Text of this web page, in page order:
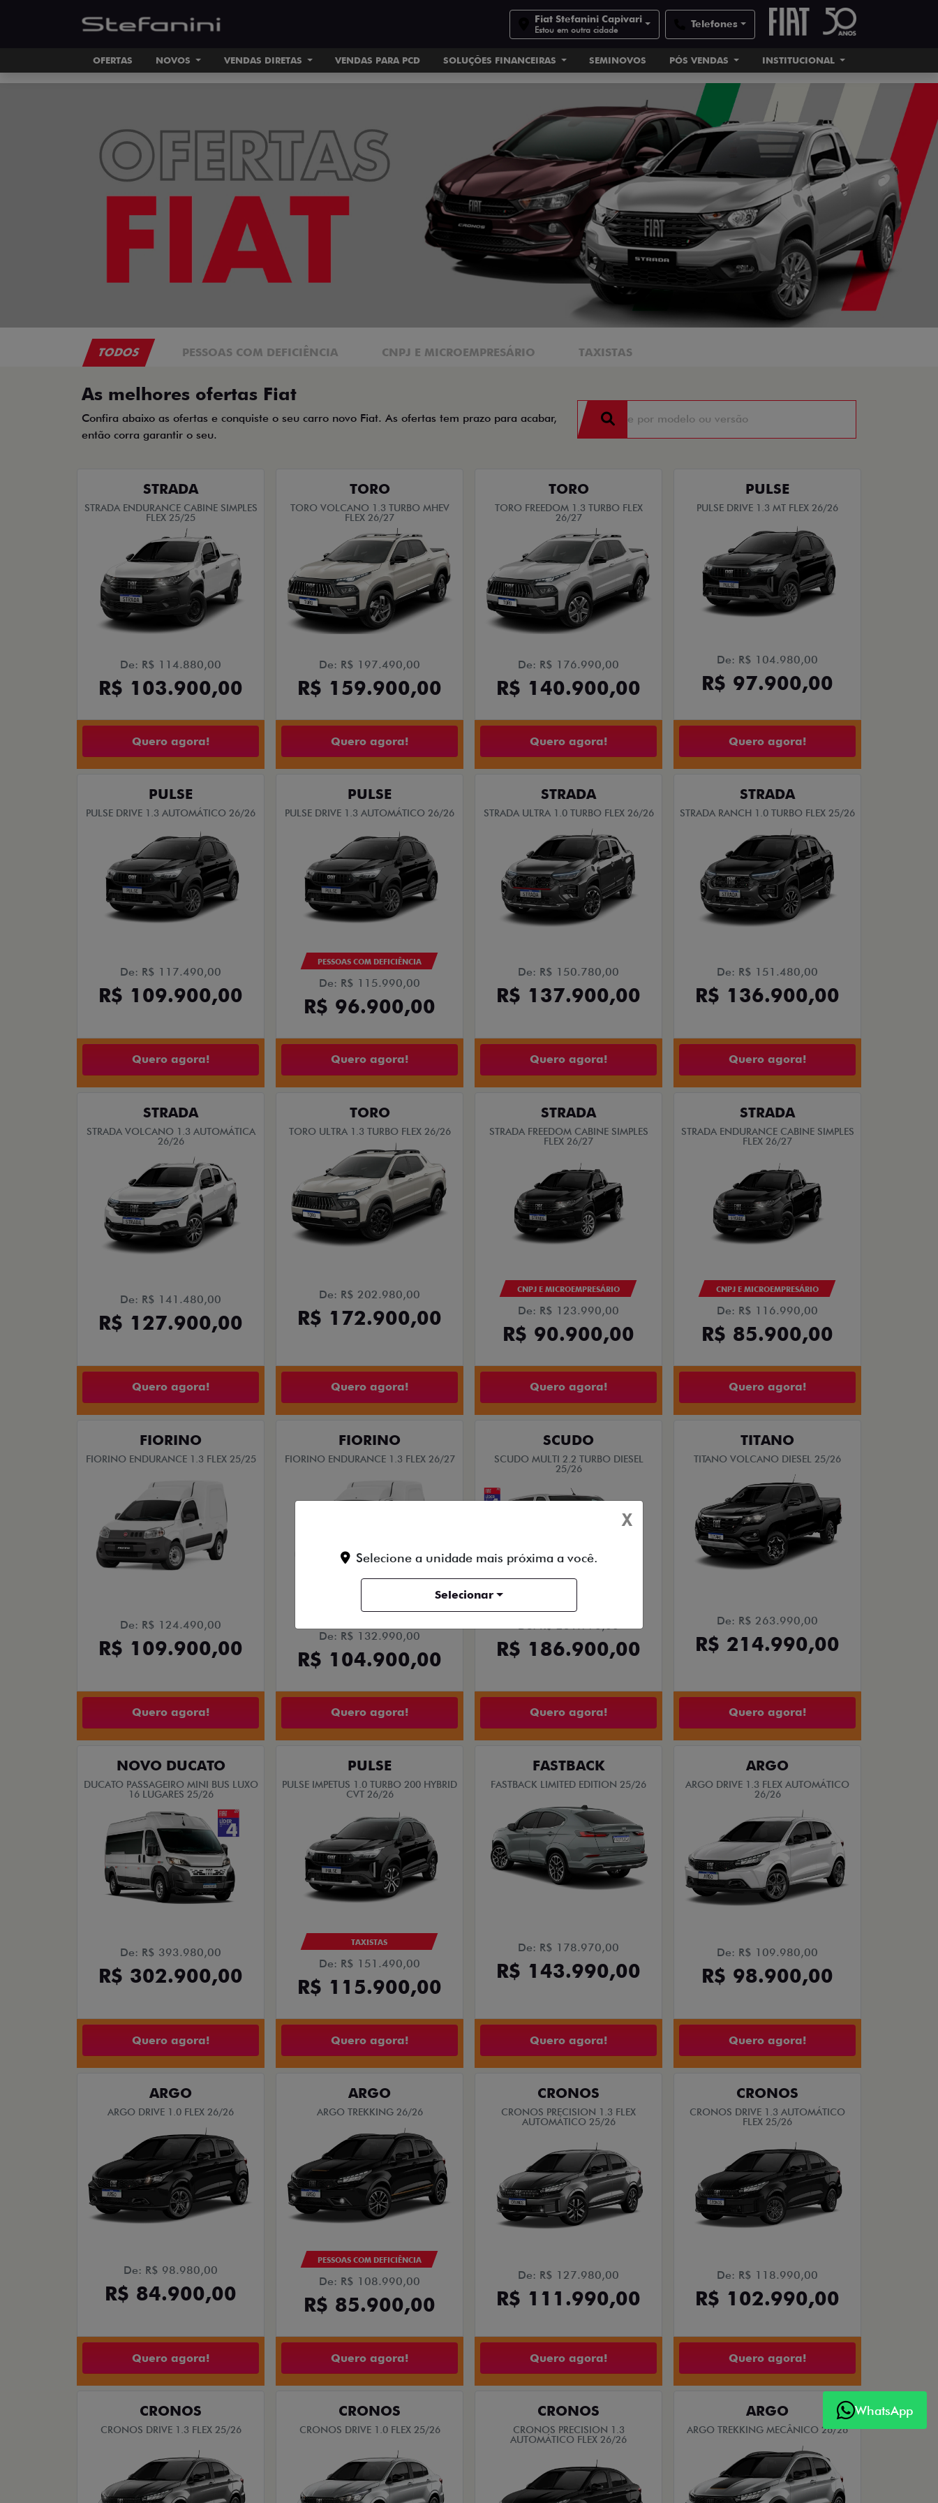
Fiat Stefanini Capivari
Estou em outra cidade Telefones
OFERTAS NOVOS VENDAS DIRETAS VENDAS PARA PCD SOLUÇÕES FINANCEIRAS SEMINOVOS PÓS VENDAS INSTITUCIONAL
TODOS PESSOAS COM DEFICIÊNCIA CNPJ E MICROEMPRESÁRIO TAXISTAS
As melhores ofertas Fiat
Confira abaixo as ofertas e conquiste o seu carro novo Fiat. As ofertas tem prazo para acabar,
então corra garantir o seu.
STRADA
STRADA ENDURANCE CABINE SIMPLES
FLEX 25/25
De: R$ 114.880,00
R$ 103.900,00
Quero agora!
TORO
TORO VOLCANO 1.3 TURBO MHEV
FLEX 26/27
De: R$ 197.490,00
R$ 159.900,00
Quero agora!
TORO
TORO FREEDOM 1.3 TURBO FLEX
26/27
De: R$ 176.990,00
R$ 140.900,00
Quero agora!
PULSE
PULSE DRIVE 1.3 MT FLEX 26/26
De: R$ 104.980,00
R$ 97.900,00
Quero agora!
PULSE
PULSE DRIVE 1.3 AUTOMÁTICO 26/26
De: R$ 117.490,00
R$ 109.900,00
Quero agora!
PULSE
PULSE DRIVE 1.3 AUTOMÁTICO 26/26
PESSOAS COM DEFICIÊNCIA
De: R$ 115.990,00
R$ 96.900,00
Quero agora!
STRADA
STRADA ULTRA 1.0 TURBO FLEX 26/26
De: R$ 150.780,00
R$ 137.900,00
Quero agora!
STRADA
STRADA RANCH 1.0 TURBO FLEX 25/26
De: R$ 151.480,00
R$ 136.900,00
Quero agora!
STRADA
STRADA VOLCANO 1.3 AUTOMÁTICA
26/26
De: R$ 141.480,00
R$ 127.900,00
Quero agora!
TORO
TORO ULTRA 1.3 TURBO FLEX 26/26
De: R$ 202.980,00
R$ 172.900,00
Quero agora!
STRADA
STRADA FREEDOM CABINE SIMPLES
FLEX 26/27
CNPJ E MICROEMPRESÁRIO
De: R$ 123.990,00
R$ 90.900,00
Quero agora!
STRADA
STRADA ENDURANCE CABINE SIMPLES
FLEX 26/27
CNPJ E MICROEMPRESÁRIO
De: R$ 116.990,00
R$ 85.900,00
Quero agora!
FIORINO
FIORINO ENDURANCE 1.3 FLEX 25/25
De: R$ 124.490,00
R$ 109.900,00
Quero agora!
FIORINO
FIORINO ENDURANCE 1.3 FLEX 26/27
CNPJ E MICROEMPRESÁRIO
De: R$ 132.990,00
R$ 104.900,00
Quero agora!
SCUDO
SCUDO MULTI 2.2 TURBO DIESEL
25/26
De: R$ 231.990,00
R$ 186.900,00
Quero agora!
TITANO
TITANO VOLCANO DIESEL 25/26
De: R$ 263.990,00
R$ 214.990,00
Quero agora!
NOVO DUCATO
DUCATO PASSAGEIRO MINI BUS LUXO
16 LUGARES 25/26
De: R$ 393.980,00
R$ 302.900,00
Quero agora!
PULSE
PULSE IMPETUS 1.0 TURBO 200 HYBRID
CVT 26/26
TAXISTAS
De: R$ 151.490,00
R$ 115.900,00
Quero agora!
FASTBACK
FASTBACK LIMITED EDITION 25/26
De: R$ 178.970,00
R$ 143.990,00
Quero agora!
ARGO
ARGO DRIVE 1.3 FLEX AUTOMÁTICO
26/26
De: R$ 109.980,00
R$ 98.900,00
Quero agora!
ARGO
ARGO DRIVE 1.0 FLEX 26/26
De: R$ 98.980,00
R$ 84.900,00
Quero agora!
ARGO
ARGO TREKKING 26/26
PESSOAS COM DEFICIÊNCIA
De: R$ 108.990,00
R$ 85.900,00
Quero agora!
CRONOS
CRONOS PRECISION 1.3 FLEX
AUTOMÁTICO 25/26
De: R$ 127.980,00
R$ 111.990,00
Quero agora!
CRONOS
CRONOS DRIVE 1.3 AUTOMÁTICO
FLEX 25/26
De: R$ 118.990,00
R$ 102.990,00
Quero agora!
CRONOS
CRONOS DRIVE 1.3 FLEX 25/26
CRONOS
CRONOS DRIVE 1.0 FLEX 25/26
CRONOS
CRONOS PRECISION 1.3
AUTOMÁTICO FLEX 26/26
ARGO
ARGO TREKKING MECÂNICO 26/26
WhatsApp
X
Selecione a unidade mais próxima a você.
Selecionar